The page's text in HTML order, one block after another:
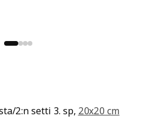
2:n setti 3. sp, 20x20 cm